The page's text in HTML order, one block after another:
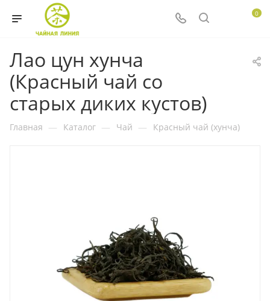
0
Лао цун хунча
(Красный чай со
старых диких кустов)
Главная — Каталог — Чай — Красный чай (хунча)